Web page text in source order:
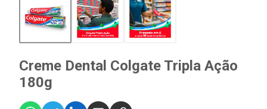
Creme Dental Colgate Tripla Ação
180g